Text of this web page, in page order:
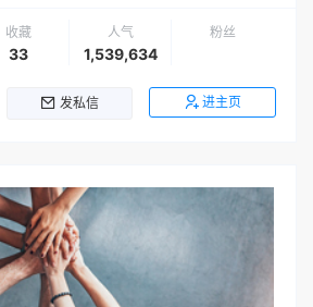
收藏
33
人气
1,539,634
粉丝
发私信 进主页